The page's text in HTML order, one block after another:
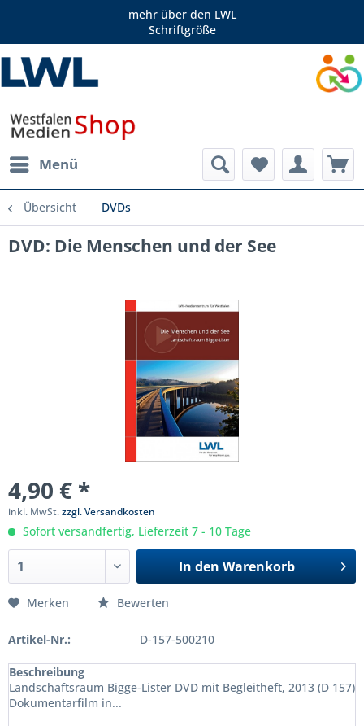
mehr über den LWL
Schriftgröße
Menü
Übersicht DVDs
DVD: Die Menschen und der See
4,90 € *
inkl. MwSt.zzgl. Versandkosten
Sofort versandfertig, Lieferzeit 7 - 10 Tage
In den Warenkorb
Merken Bewerten
Artikel-Nr.: D-157-500210
Beschreibung
Landschaftsraum Bigge-Lister DVD mit Begleitheft, 2013 (D 157)
Dokumentarfilm in...